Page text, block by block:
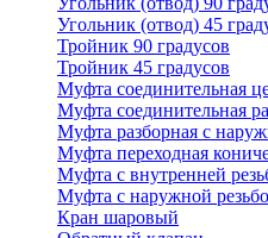
Угольник (отвод) 45
Тройник 90 градусов
Тройник 45 градусов
Муфта соединительная
Муфта соединительная
Муфта разборная с
Муфта переходная
Муфта с внутренней
Муфта с наружной
Кран шаровый